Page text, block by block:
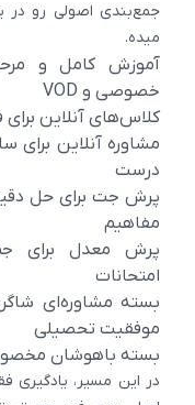
جمع‌بندی اصولی رو در
میده.
آموزش کامل و
خصوصی و VOD
کلاس‌های آنلاین
مشاوره آنلاین
درست
پرش جت برای حل
مفاهیم
پرش معدل برای
امتحانات
بسته مشاوره‌ای
موفقیت تحصیلی
بسته باهوشان
در این مسیر، یادگیری